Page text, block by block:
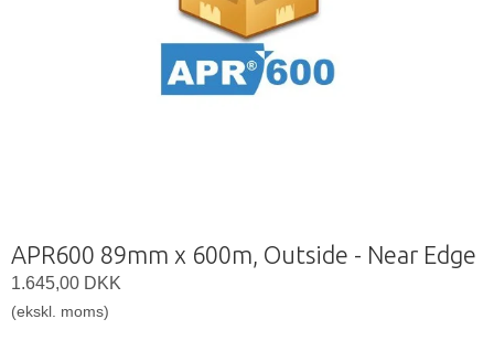
APR600 89mm x 600m, Outside - Near Edge
1.645,00 DKK
(ekskl. moms)